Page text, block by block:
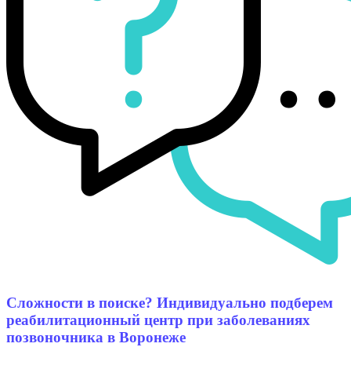
Сложности в поиске? Индивидуально подберем
реабилитационный центр при заболеваниях
позвоночника в Воронеже